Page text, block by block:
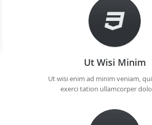
Ut Wisi Minim
Ut wisi enim ad minim veniam,
exerci tation ullamcorper